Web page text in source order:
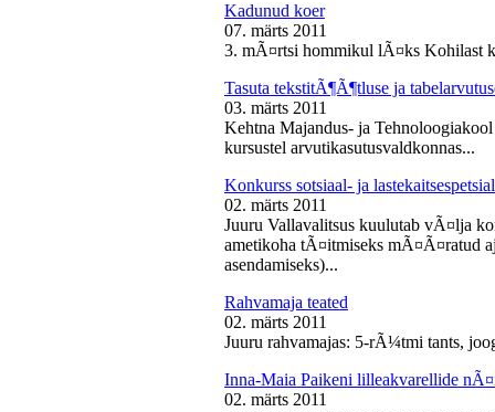
Kadunud koer
07. märts 2011
3. mÃ¤rtsi hommikul lÃ¤ks Kohilast
Tasuta tekstitÃ¶Ã¶tluse ja
03. märts 2011
Kehtna Majandus- ja
kursustel arvutikasutusvaldkonnas...
Konkurss sotsiaal- ja
02. märts 2011
Juuru Vallavalitsus kuulutab vÃ¤lja
ametikoha tÃ¤itmiseks mÃ¤Ã¤ratud
asendamiseks)...
Rahvamaja teated
02. märts 2011
Juuru rahvamajas: 5-rÃ¼tmi tants,
Inna-Maia Paikeni lilleakvarellide
02. märts 2011